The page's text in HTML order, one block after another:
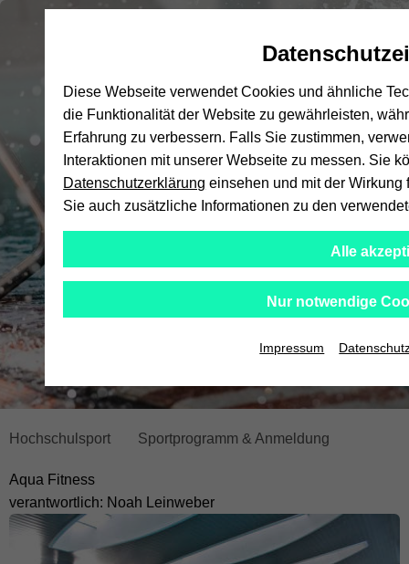
Automatische
vermeiden
zum
zum
zum
Breadcrumb
und
zum
Hauptmenü
wechseln
Hochschulsport Sportprogramm & Anmeldung
Aqua Fitness
verantwortlich: Noah Leinweber
Diese Webseite verwendet Cookies und ähnliche
die Funktionalität der Website zu gewährleisten,
Erfahrung zu verbessern. Falls Sie zustimmen,
Interaktionen mit unserer Webseite zu messen. Sie
Datenschutzerklärung einsehen und mit der Wirkung
Sie auch zusätzliche Informationen zu den
Alle
Nur notwendige
Impressum